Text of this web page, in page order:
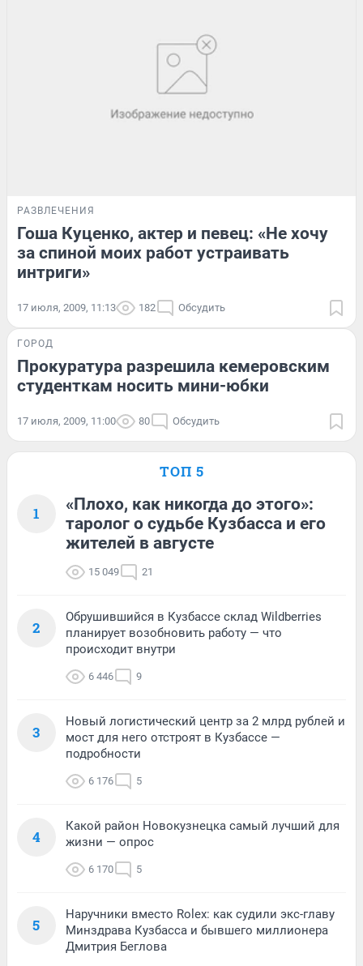
РАЗВЛЕЧЕНИЯ
Гоша Куценко, актер и певец: «Не хочу
за спиной моих работ устраивать
интриги»
17 июля, 2009, 11:13 182 Обсудить
ГОРОД
Прокуратура разрешила кемеровским
студенткам носить мини-юбки
17 июля, 2009, 11:00 80 Обсудить
ТОП 5
1
«Плохо, как никогда до этого»:
таролог о судьбе Кузбасса и его
жителей в августе
15 049 21
2
Обрушившийся в Кузбассе склад Wildberries
планирует возобновить работу — что
происходит внутри
6 446 9
3
Новый логистический центр за 2 млрд рублей и
мост для него отстроят в Кузбассе —
подробности
6 176 5
4
Какой район Новокузнецка самый лучший для
жизни — опрос
6 170 5
5
Наручники вместо Rolex: как судили экс-главу
Минздрава Кузбасса и бывшего миллионера
Дмитрия Беглова